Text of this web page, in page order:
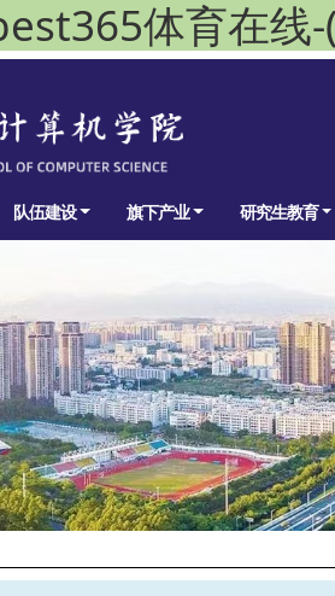
体育在线
队伍建设 旗下产业 研究生教育